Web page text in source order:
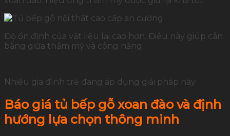
Độ ổn định của vật liệu lại cao hơn. Điều này giúp cân
bằng giữa thẩm mỹ và công năng.
Nhiều gia đình trẻ đang áp dụng giải pháp này.
Báo giá tủ bếp gỗ xoan đào và định
hướng lựa chọn thông minh